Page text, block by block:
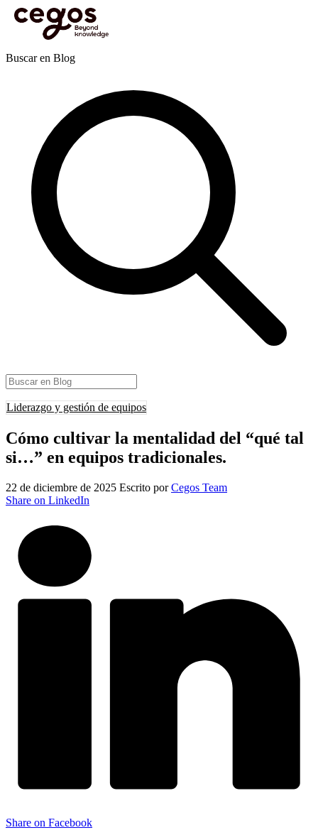
Skip to main content
Estás aquí:Inicio > Actualidades
cultivar la mentalidad del “qué tal si…” en equipos tradicionales.
Publicaciones
Buscar en Blog
Liderazgo y gestión de equipos
Cómo cultivar la mentalidad del “qué tal
si…” en equipos tradicionales.
22 de diciembre de 2025 Escrito porCegos Team
Share on LinkedIn
Share on Facebook